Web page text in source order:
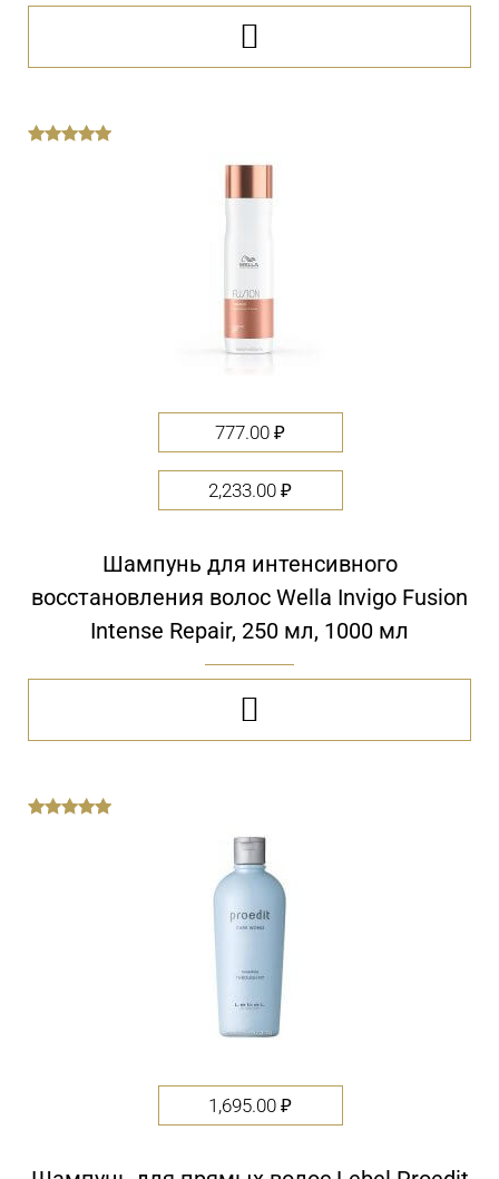

777.00 ₽
2,233.00 ₽
Шампунь для интенсивного
восстановления волос Wella Invigo Fusion
Intense Repair, 250 мл, 1000 мл

1,695.00 ₽